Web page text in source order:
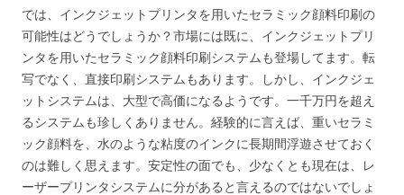
では、インクジェットプリンタを用いたセラミック顔料印刷の
可能性はどうでしょうか？市場には既に、インクジェットプリ
ンタを用いたセラミック顔料印刷システムも登場してます。転
写でなく、直接印刷システムもあります。しかし、インクジェ
ットシステムは、大型で高価になるようです。一千万円を超え
るシステムも珍しくありません。経験的に言えば、重いセラミ
ック顔料を、水のような粘度のインクに長期間浮遊させておく
のは難しく思えます。安定性の面でも、少なくとも現在は、レ
ーザープリンタシステムに分があると言えるのではないでしょ